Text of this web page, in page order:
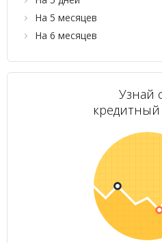
На 5 месяцев
На 6 месяцев
Узнай